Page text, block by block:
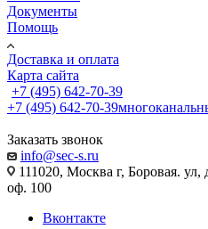
Документы
Помощь
Доставка и оплата
Карта сайта
+7 (495) 642-70-39
+7 (495) 642-70-39
Заказать звонок
info@sec-s.ru
111020, Москва г, Боровая.
оф. 100
Вконтакте